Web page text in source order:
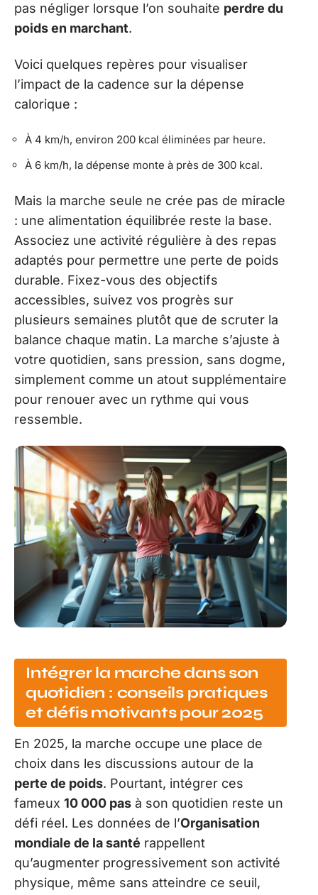
pas négliger lorsque l’on souhaite perdre du
poids en marchant.
Voici quelques repères pour visualiser
l’impact de la cadence sur la dépense
calorique :
À 4 km/h, environ 200 kcal éliminées par heure.
À 6 km/h, la dépense monte à près de 300 kcal.
Mais la marche seule ne crée pas de miracle
: une alimentation équilibrée reste la base.
Associez une activité régulière à des repas
adaptés pour permettre une perte de poids
durable. Fixez-vous des objectifs
accessibles, suivez vos progrès sur
plusieurs semaines plutôt que de scruter la
balance chaque matin. La marche s’ajuste à
votre quotidien, sans pression, sans dogme,
simplement comme un atout supplémentaire
pour renouer avec un rythme qui vous
ressemble.
Intégrer la marche dans son
quotidien : conseils pratiques
et défis motivants pour 2025
En 2025, la marche occupe une place de
choix dans les discussions autour de la
perte de poids. Pourtant, intégrer ces
fameux 10 000 pas à son quotidien reste un
défi réel. Les données de l’Organisation
mondiale de la santé rappellent
qu’augmenter progressivement son activité
physique, même sans atteindre ce seuil,